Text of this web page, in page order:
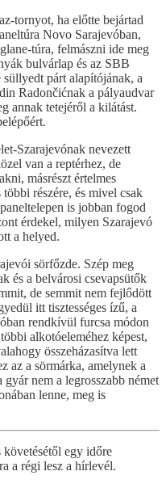
tornyot, ha előtte bejártad
Novo Sarajevóban,
túra, felmászni ide meg
bulvárlap és az SBB
párt alapítójának, a
Radončićnak a pályaudvar
annak tetejéről a kilátást.
Szarajevónak nevezett
van a reptérhez, de
másrészt értelmes
részére, és mivel csak
is jobban fogod
érdekel, milyen Szarajevó
a helyed.
sörfőzde. Szép meg
és a belvárosi csevapsütők
de semmit nem fejlődött
itt tisztességes ízű, a
rendkívül furcsa módon
alkotóeleméhez képest,
összeházasítva lett
az a sörmárka, amelynek a
nem a legrosszabb német
lenne, meg is
egy időre
a régi lesz a hírlevél.